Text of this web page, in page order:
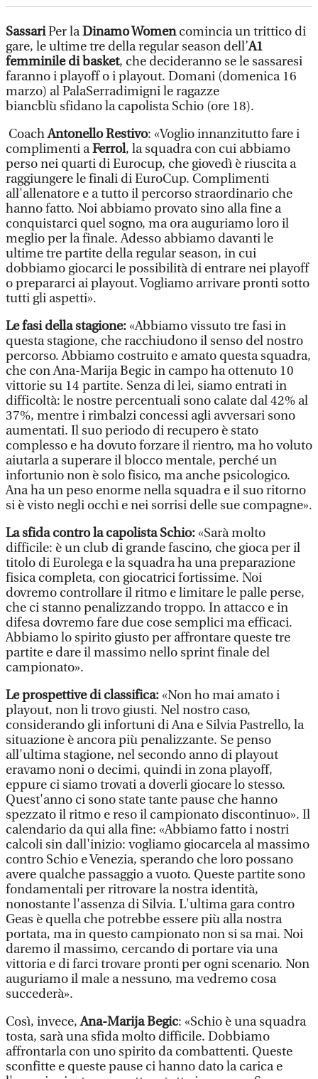
SassariPer laDinamo Womencomincia un trittico di
gare, le ultime tre della regular season dell’A1
femminile di basket, che decideranno se le sassaresi
faranno i playoff o i playout. Domani (domenica 16
marzo) al PalaSerradimigni le ragazze
biancblù sfidano la capolista Schio (ore 18).
CoachAntonello Restivo: «Voglio innanzitutto fare i
complimenti aFerrol, la squadra con cui abbiamo
perso nei quarti di Eurocup, che giovedì è riuscita a
raggiungere le finali di EuroCup. Complimenti
all'allenatore e a tutto il percorso straordinario che
hanno fatto. Noi abbiamo provato sino alla fine a
conquistarci quel sogno, ma ora auguriamo loro il
meglio per la finale. Adesso abbiamo davanti le
ultime tre partite della regular season, in cui
dobbiamo giocarci le possibilità di entrare nei playoff
o prepararci ai playout. Vogliamo arrivare pronti sotto
tutti gli aspetti».
Le fasi della stagione:«Abbiamo vissuto tre fasi in
questa stagione, che racchiudono il senso del nostro
percorso. Abbiamo costruito e amato questa squadra,
che con Ana-Marija Begic in campo ha ottenuto 10
vittorie su 14 partite. Senza di lei, siamo entrati in
difficoltà: le nostre percentuali sono calate dal 42% al
37%, mentre i rimbalzi concessi agli avversari sono
aumentati. Il suo periodo di recupero è stato
complesso e ha dovuto forzare il rientro, ma ho voluto
aiutarla a superare il blocco mentale, perché un
infortunio non è solo fisico, ma anche psicologico.
Ana ha un peso enorme nella squadra e il suo ritorno
si è visto negli occhi e nei sorrisi delle sue compagne».
La sfida contro la capolista Schio:«Sarà molto
difficile: è un club di grande fascino, che gioca per il
titolo di Eurolega e la squadra ha una preparazione
fisica completa, con giocatrici fortissime. Noi
dovremo controllare il ritmo e limitare le palle perse,
che ci stanno penalizzando troppo. In attacco e in
difesa dovremo fare due cose semplici ma efficaci.
Abbiamo lo spirito giusto per affrontare queste tre
partite e dare il massimo nello sprint finale del
campionato».
Le prospettive di classifica:«Non ho mai amato i
playout, non li trovo giusti. Nel nostro caso,
considerando gli infortuni di Ana e Silvia Pastrello, la
situazione è ancora più penalizzante. Se penso
all'ultima stagione, nel secondo anno di playout
eravamo noni o decimi, quindi in zona playoff,
eppure ci siamo trovati a doverli giocare lo stesso.
Quest'anno ci sono state tante pause che hanno
spezzato il ritmo e reso il campionato discontinuo». Il
calendario da qui alla fine: «Abbiamo fatto i nostri
calcoli sin dall'inizio: vogliamo giocarcela al massimo
contro Schio e Venezia, sperando che loro possano
avere qualche passaggio a vuoto. Queste partite sono
fondamentali per ritrovare la nostra identità,
nonostante l'assenza di Silvia. L'ultima gara contro
Geas è quella che potrebbe essere più alla nostra
portata, ma in questo campionato non si sa mai. Noi
daremo il massimo, cercando di portare via una
vittoria e di farci trovare pronti per ogni scenario. Non
auguriamo il male a nessuno, ma vedremo cosa
succederà».
Così, invece,Ana-Marija Begic: «Schio è una squadra
tosta, sarà una sfida molto difficile. Dobbiamo
affrontarla con uno spirito da combattenti. Queste
sconfitte e queste pause ci hanno dato la carica e